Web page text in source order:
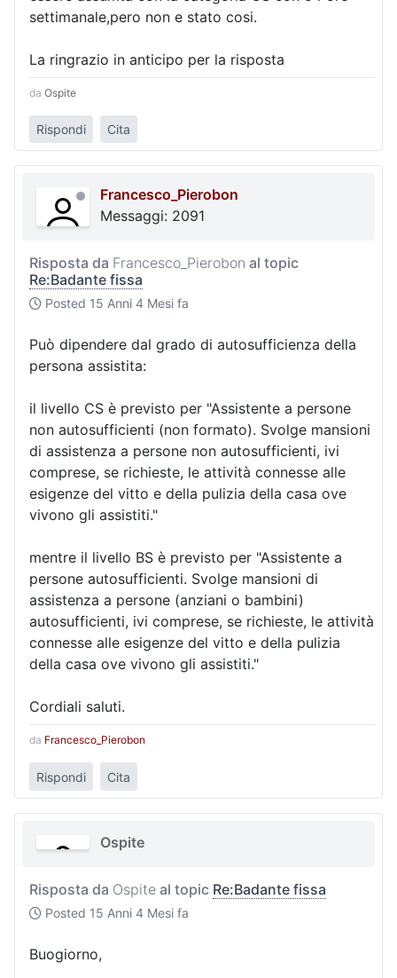
settimanale,pero non e stato cosi.
La ringrazio in anticipo per la risposta
da Ospite
Rispondi Cita
Francesco_Pierobon
Messaggi: 2091
Risposta da Francesco_Pierobon al topic
Re:Badante fissa
Posted 15 Anni 4 Mesi fa
Può dipendere dal grado di autosufficienza della
persona assistita:
il livello CS è previsto per "Assistente a persone
non autosufficienti (non formato). Svolge mansioni
di assistenza a persone non autosufficienti, ivi
comprese, se richieste, le attività connesse alle
esigenze del vitto e della pulizia della casa ove
vivono gli assistiti."
mentre il livello BS è previsto per "Assistente a
persone autosufficienti. Svolge mansioni di
assistenza a persone (anziani o bambini)
autosufficienti, ivi comprese, se richieste, le attività
connesse alle esigenze del vitto e della pulizia
della casa ove vivono gli assistiti."
Cordiali saluti.
da Francesco_Pierobon
Rispondi Cita
Ospite
Risposta da Ospite al topic Re:Badante fissa
Posted 15 Anni 4 Mesi fa
Buogiorno,